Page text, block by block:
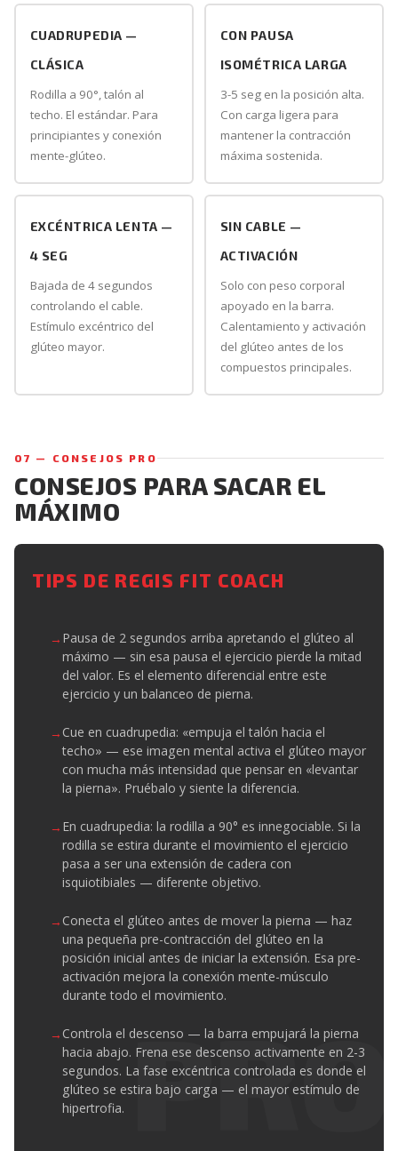
CUADRUPEDIA —
CLÁSICA
Rodilla a 90°, talón al
techo. El estándar. Para
principiantes y conexión
mente-glúteo.
CON PAUSA
ISOMÉTRICA LARGA
3-5 seg en la posición alta.
Con carga ligera para
mantener la contracción
máxima sostenida.
EXCÉNTRICA LENTA —
4 SEG
Bajada de 4 segundos
controlando el cable.
Estímulo excéntrico del
glúteo mayor.
SIN CABLE —
ACTIVACIÓN
Solo con peso corporal
apoyado en la barra.
Calentamiento y activación
del glúteo antes de los
compuestos principales.
07 — CONSEJOS PRO
CONSEJOS PARA SACAR EL
MÁXIMO
TIPS DE REGIS FIT COACH
Pausa de 2 segundos arriba apretando el glúteo al
máximo — sin esa pausa el ejercicio pierde la mitad
del valor. Es el elemento diferencial entre este
ejercicio y un balanceo de pierna.
Cue en cuadrupedia: «empuja el talón hacia el
techo» — ese imagen mental activa el glúteo mayor
con mucha más intensidad que pensar en «levantar
la pierna». Pruébalo y siente la diferencia.
En cuadrupedia: la rodilla a 90° es innegociable. Si la
rodilla se estira durante el movimiento el ejercicio
pasa a ser una extensión de cadera con
isquiotibiales — diferente objetivo.
Conecta el glúteo antes de mover la pierna — haz
una pequeña pre-contracción del glúteo en la
posición inicial antes de iniciar la extensión. Esa pre-
activación mejora la conexión mente-músculo
durante todo el movimiento.
Controla el descenso — la barra empujará la pierna
hacia abajo. Frena ese descenso activamente en 2-3
segundos. La fase excéntrica controlada es donde el
glúteo se estira bajo carga — el mayor estímulo de
hipertrofia.